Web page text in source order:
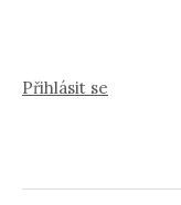
Přihlásit se